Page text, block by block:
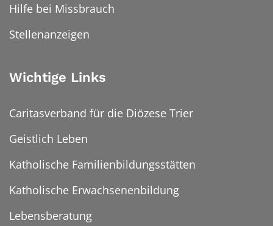
Hilfe bei Missbrauch
Stellenanzeigen
Wichtige Links
Caritasverband für die Diözese Trier
Geistlich Leben
Katholische Familienbildungsstätten
Katholische Erwachsenenbildung
Lebensberatung